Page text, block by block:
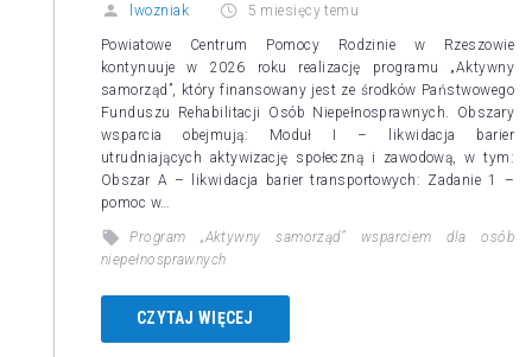
lwozniak 5 miesięcy temu
Powiatowe Centrum Pomocy Rodzinie w Rzeszowie
kontynuuje w 2026 roku realizację programu „Aktywny
samorząd”, który finansowany jest ze środków Państwowego
Funduszu Rehabilitacji Osób Niepełnosprawnych. Obszary
wsparcia obejmują: Moduł I – likwidacja barier
utrudniających aktywizację społeczną i zawodową, w tym:
Obszar A – likwidacja barier transportowych: Zadanie 1 –
pomoc w…
Program „Aktywny samorząd” wsparciem dla osób
niepełnosprawnych
CZYTAJ WIĘCEJ